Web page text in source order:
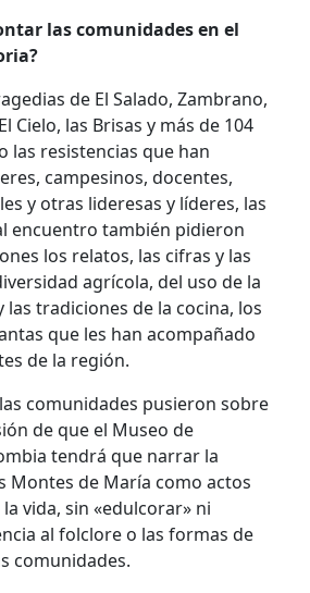
las comunidades en el
de El Salado, Zambrano,
Cielo, las Brisas y más de 104
las resistencias que han
campesinos, docentes,
y otras lideresas y líderes, las
encuentro también pidieron
los relatos, las cifras y las
agrícola, del uso de la
las tradiciones de la cocina, los
que les han acompañado
de la región.
comunidades pusieron sobre
de que el Museo de
tendrá que narrar la
Montes de María como actos
vida, sin «edulcorar» ni
al folclore o las formas de
comunidades.